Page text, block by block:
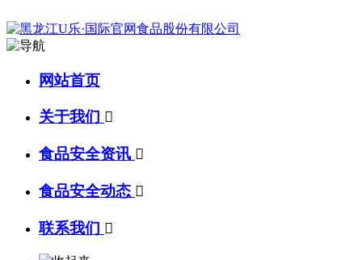
网站首页
关于我们 
食品安全资讯 
食品安全动态 
联系我们 